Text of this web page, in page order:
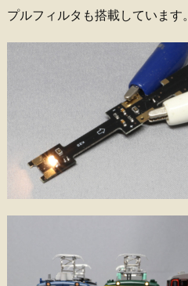
プルフィルタも搭載しています。